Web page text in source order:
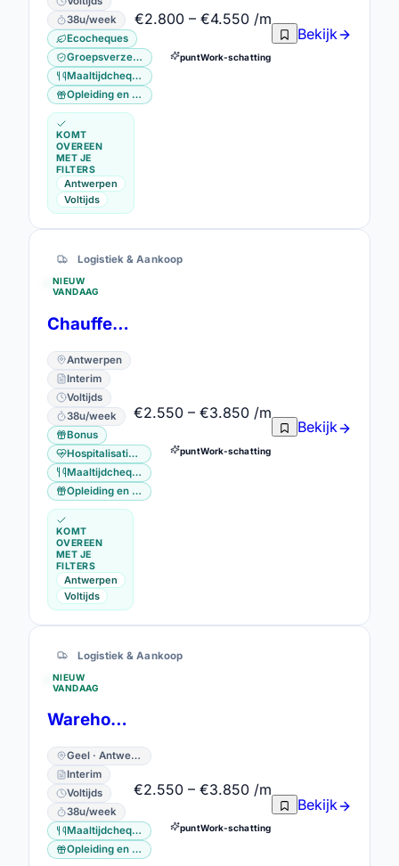
38u/week
Ecocheques
Groepsverzekering
Maaltijdcheques
Opleiding en vorming
KOMT
OVEREEN
MET JE
FILTERS
Antwerpen
Voltijds
€2.800 – €4.550 /m
puntWork-schatting
Bekijk
Logistiek & Aankoop
NIEUW
VANDAAG
Chauffeur C in Rumbeke, Antwerpen, Gent en Wanze
Antwerpen
Interim
Voltijds
38u/week
Bonus
Hospitalisatieverzekering
Maaltijdcheques
Opleiding en vorming
KOMT
OVEREEN
MET JE
FILTERS
Antwerpen
Voltijds
€2.550 – €3.850 /m
puntWork-schatting
Bekijk
Logistiek & Aankoop
NIEUW
VANDAAG
Warehouse Operator – 2-Shifts
Geel · Antwerpen
Interim
Voltijds
38u/week
Maaltijdcheques
Opleiding en vorming
€2.550 – €3.850 /m
puntWork-schatting
Bekijk